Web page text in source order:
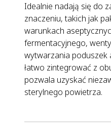
Idealnie nadają się do
znaczeniu, takich jak
warunkach
fermentacyjnego,
wytwarzania poduszek
łatwo zintegrować z
pozwala uzyskać
sterylnego powietrza.